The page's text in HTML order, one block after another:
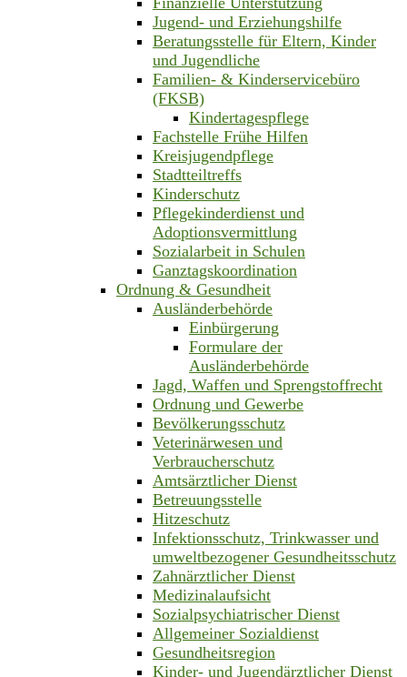
Jugend- und Erziehungshilfe
Beratungsstelle für Eltern, Kinder
und Jugendliche
Familien- & Kinderservicebüro
(FKSB)
Kindertagespflege
Fachstelle Frühe Hilfen
Kreisjugendpflege
Stadtteiltreffs
Kinderschutz
Pflegekinderdienst und
Adoptionsvermittlung
Sozialarbeit in Schulen
Ganztagskoordination
Ordnung & Gesundheit
Ausländerbehörde
Einbürgerung
Formulare der
Ausländerbehörde
Jagd, Waffen und Sprengstoffrecht
Ordnung und Gewerbe
Bevölkerungsschutz
Veterinärwesen und
Verbraucherschutz
Amtsärztlicher Dienst
Betreuungsstelle
Hitzeschutz
Infektionsschutz, Trinkwasser und
umweltbezogener Gesundheitsschutz
Zahnärztlicher Dienst
Medizinalaufsicht
Sozialpsychiatrischer Dienst
Allgemeiner Sozialdienst
Gesundheitsregion
Kinder- und Jugendärztlicher Dienst